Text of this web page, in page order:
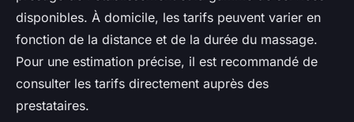
disponibles. À domicile, les tarifs peuvent varier en
fonction de la distance et de la durée du massage.
Pour une estimation précise, il est recommandé de
consulter les tarifs directement auprès des
prestataires.